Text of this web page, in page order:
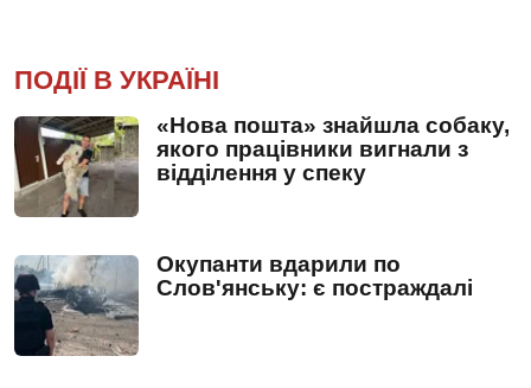
ПОДІЇ В УКРАЇНІ
«Нова пошта» знайшла собаку,
якого працівники вигнали з
відділення у спеку
Окупанти вдарили по
Слов'янську: є постраждалі